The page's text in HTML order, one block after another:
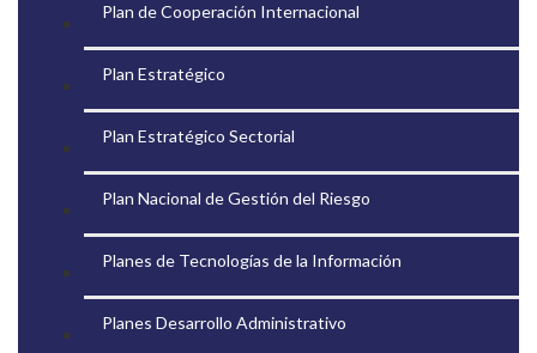
Plan de Cooperación Internacional
Plan Estratégico
Plan Estratégico Sectorial
Plan Nacional de Gestión del Riesgo
Planes de Tecnologías de la Información
Planes Desarrollo Administrativo